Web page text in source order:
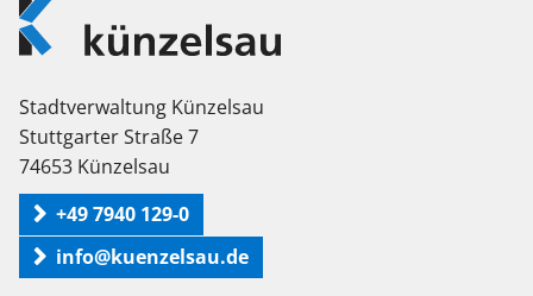
Künzelsau
Stadtverwaltung Künzelsau
Stuttgarter Straße 7
74653 Künzelsau
+49 7940 129-0
info@kuenzelsau.de